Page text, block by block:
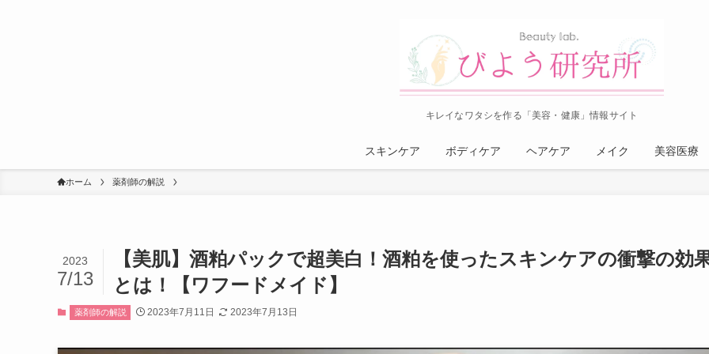
キレイなワタシを作る「美容・健康」情報サイト
スキンケア ボディケア ヘアケア メイク 美容医療
ホーム 薬剤師の解説
【美肌】酒粕パックで超美白！酒粕を使ったスキンケアの衝撃の効
とは！【ワフードメイド】
2023
7/13
薬剤師の解説 2023年7月11日 2023年7月13日